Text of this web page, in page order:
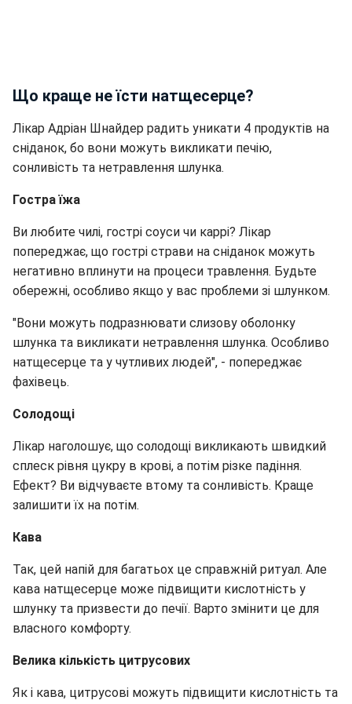
Що краще не їсти натщесерце?
Лікар Адріан Шнайдер радить уникати 4 продуктів на
сніданок, бо вони можуть викликати печію,
сонливість та нетравлення шлунка.
Гостра їжа
Ви любите чилі, гострі соуси чи каррі? Лікар
попереджає, що гострі страви на сніданок можуть
негативно вплинути на процеси травлення. Будьте
обережні, особливо якщо у вас проблеми зі шлунком.
"Вони можуть подразнювати слизову оболонку
шлунка та викликати нетравлення шлунка. Особливо
натщесерце та у чутливих людей", - попереджає
фахівець.
Солодощі
Лікар наголошує, що солодощі викликають швидкий
сплеск рівня цукру в крові, а потім різке падіння.
Ефект? Ви відчуваєте втому та сонливість. Краще
залишити їх на потім.
Кава
Так, цей напій для багатьох це справжній ритуал. Але
кава натщесерце може підвищити кислотність у
шлунку та призвести до печії. Варто змінити це для
власного комфорту.
Велика кількість цитрусових
Як і кава, цитрусові можуть підвищити кислотність та